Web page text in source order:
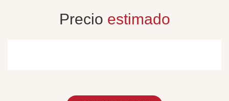
Precio estimado